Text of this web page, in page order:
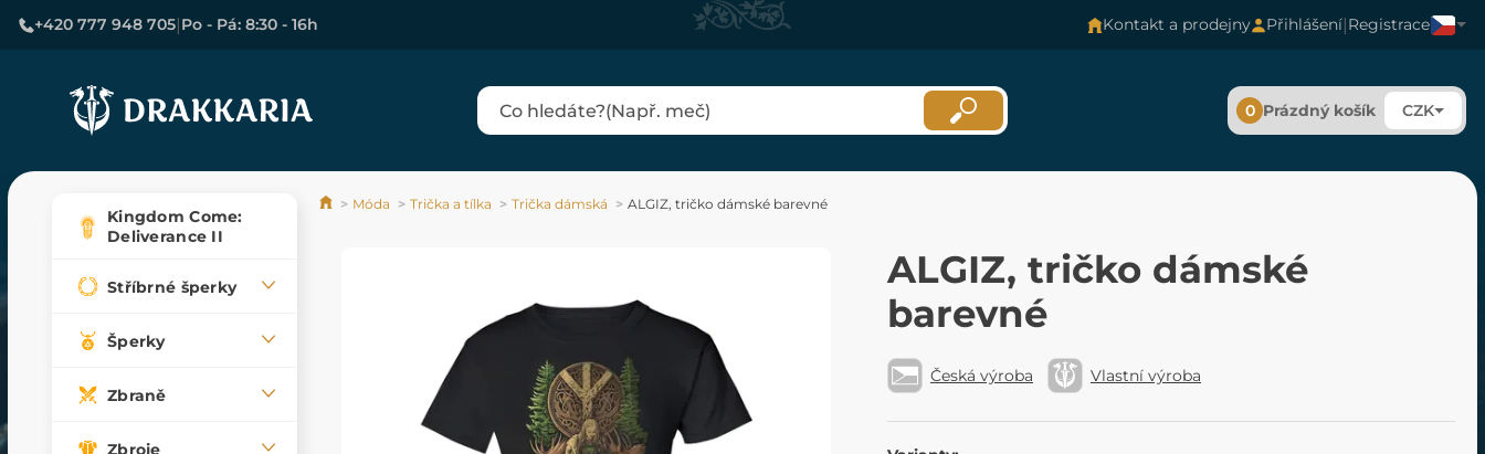
+420 777 948 705|Po - Pá: 8:30 - 16h Kontakt a prodejny Přihlášení|Registrace
0 Prázdný košík CZK
Kingdom Come:
Deliverance II
Stříbrné šperky
Šperky
Zbraně
Zbroje
Móda Trička a tílka Trička dámská ALGIZ, tričko dámské barevné
ALGIZ, tričko dámské
barevné
Česká výroba Vlastní výroba